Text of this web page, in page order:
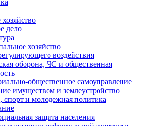
хозяйство
дело
хозяйство
воздействия
оборона, ЧС и общественная
общественное самоуправление
имуществом и землеустройство
спорт и молодежная политика
защита населения